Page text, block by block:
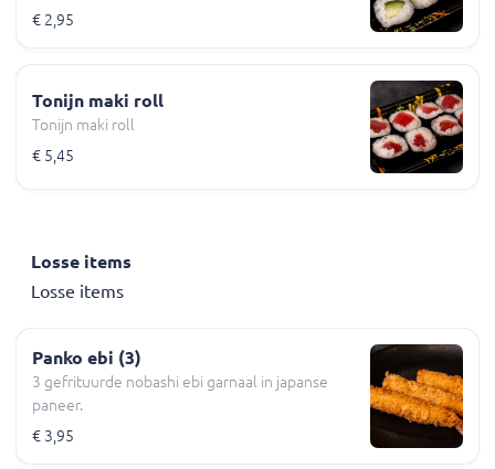
€ 2,95
Tonijn maki roll
Tonijn maki roll
€ 5,45
Losse items
Losse items
Panko ebi (3)
3 gefrituurde nobashi ebi garnaal in japanse
paneer.
€ 3,95